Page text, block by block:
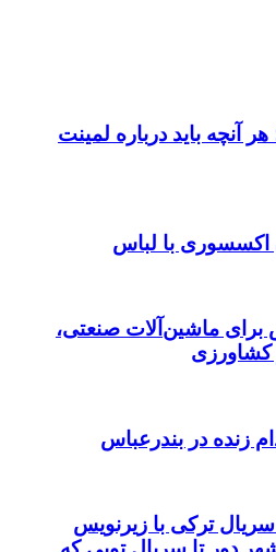
هر آنچه باید درباره لمینت
با لباس
برای ماشین‌آلات صنعتی،
کشاورزی
زنده در بندرعباس
سریال ترکی با زیرنویس